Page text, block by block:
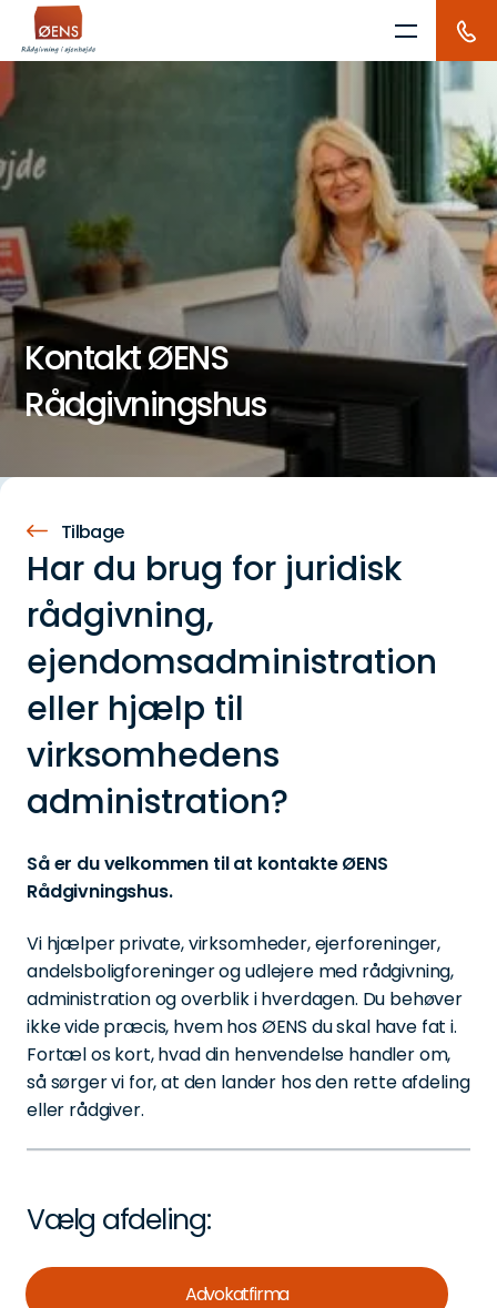
Skip
content
Kontakt ØENS
Rådgivningshus
Tilbage
Har du brug for juridisk
rådgivning,
ejendomsadministration
eller hjælp til
virksomhedens
administration?
Så er du velkommen til at kontakte ØENS
Rådgivningshus.
Vi hjælper private, virksomheder, ejerforeninger,
andelsboligforeninger og udlejere med rådgivning,
administration og overblik i hverdagen. Du behøver
ikke vide præcis, hvem hos ØENS du skal have fat i.
Fortæl os kort, hvad din henvendelse handler om,
så sørger vi for, at den lander hos den rette afdeling
eller rådgiver.
Vælg afdeling:
Advokatfirma